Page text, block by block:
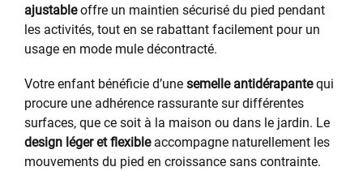
ajustableoffre un maintien sécurisé du pied pendant
les activités, tout en se rabattant facilement pour un
usage en mode mule décontracté.
Votre enfant bénéficie d’une semelle antidérapantequi
procure une adhérence rassurante sur différentes
surfaces, que ce soit à la maison ou dans le jardin. Le
design léger et flexibleaccompagne naturellement les
mouvements du pied en croissance sans contrainte.